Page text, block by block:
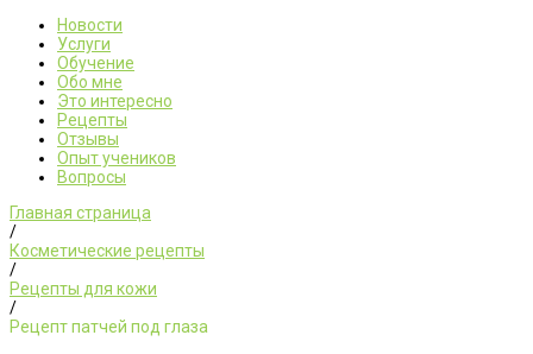
Новости
Услуги
Обучение
Обо мне
Это интересно
Рецепты
Отзывы
Опыт учеников
Вопросы
Главная страница
/
Косметические рецепты
/
Рецепты для кожи
/
Рецепт патчей под глаза